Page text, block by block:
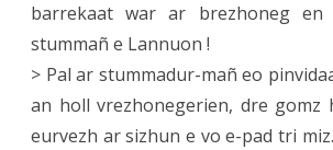
barrekaat war ar brezhoneg en
stummañ e Lannuon !
> Pal ar stummadur-mañ eo
an holl vrezhonegerien, dre gomz
eurvezh ar sizhun e vo e-pad tri